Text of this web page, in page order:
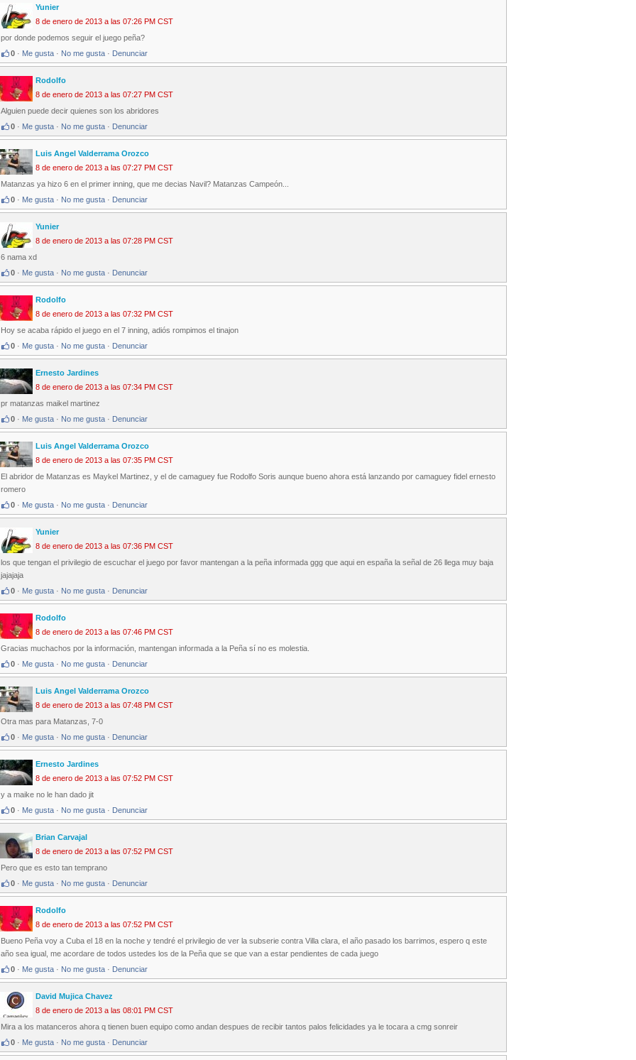
Yunier
8 de enero de 2013 a las 07:26 PM CST
por donde podemos seguir el juego peña?
0 · Me gusta · No me gusta · Denunciar
Rodolfo
8 de enero de 2013 a las 07:27 PM CST
Alguien puede decir quienes son los abridores
0 · Me gusta · No me gusta · Denunciar
Luis Angel Valderrama Orozco
8 de enero de 2013 a las 07:27 PM CST
Matanzas ya hizo 6 en el primer inning, que me decias Navil? Matanzas Campeón...
0 · Me gusta · No me gusta · Denunciar
Yunier
8 de enero de 2013 a las 07:28 PM CST
6 nama xd
0 · Me gusta · No me gusta · Denunciar
Rodolfo
8 de enero de 2013 a las 07:32 PM CST
Hoy se acaba rápido el juego en el 7 inning, adiós rompimos el tinajon
0 · Me gusta · No me gusta · Denunciar
Ernesto Jardines
8 de enero de 2013 a las 07:34 PM CST
pr matanzas maikel martinez
0 · Me gusta · No me gusta · Denunciar
Luis Angel Valderrama Orozco
8 de enero de 2013 a las 07:35 PM CST
El abridor de Matanzas es Maykel Martinez, y el de camaguey fue Rodolfo Soris aunque bueno ahora está lanzando por camaguey fidel ernesto
romero
0 · Me gusta · No me gusta · Denunciar
Yunier
8 de enero de 2013 a las 07:36 PM CST
los que tengan el privilegio de escuchar el juego por favor mantengan a la peña informada ggg que aqui en españa la señal de 26 llega muy baja
jajajaja
0 · Me gusta · No me gusta · Denunciar
Rodolfo
8 de enero de 2013 a las 07:46 PM CST
Gracias muchachos por la información, mantengan informada a la Peña sí no es molestia.
0 · Me gusta · No me gusta · Denunciar
Luis Angel Valderrama Orozco
8 de enero de 2013 a las 07:48 PM CST
Otra mas para Matanzas, 7-0
0 · Me gusta · No me gusta · Denunciar
Ernesto Jardines
8 de enero de 2013 a las 07:52 PM CST
y a maike no le han dado jit
0 · Me gusta · No me gusta · Denunciar
Brian Carvajal
8 de enero de 2013 a las 07:52 PM CST
Pero que es esto tan temprano
0 · Me gusta · No me gusta · Denunciar
Rodolfo
8 de enero de 2013 a las 07:52 PM CST
Bueno Peña voy a Cuba el 18 en la noche y tendré el privilegio de ver la subserie contra Villa clara, el año pasado los barrimos, espero q este
año sea igual, me acordare de todos ustedes los de la Peña que se que van a estar pendientes de cada juego
0 · Me gusta · No me gusta · Denunciar
David Mujica Chavez
8 de enero de 2013 a las 08:01 PM CST
Mira a los matanceros ahora q tienen buen equipo como andan despues de recibir tantos palos felicidades ya le tocara a cmg sonreir
0 · Me gusta · No me gusta · Denunciar